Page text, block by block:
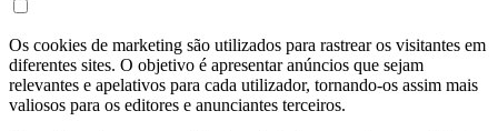
Os cookies de marketing são utilizados para rastrear os visitantes em
diferentes sites. O objetivo é apresentar anúncios que sejam
relevantes e apelativos para cada utilizador, tornando-os assim mais
valiosos para os editores e anunciantes terceiros.